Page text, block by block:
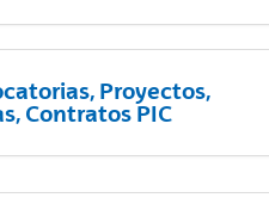
Proyectos,
Contratos PIC